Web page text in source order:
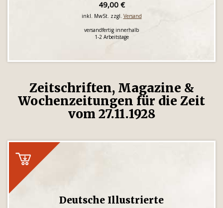
49,00 €
inkl. MwSt. zzgl. Versand
versandfertig innerhalb
1-2 Arbeitstage
Zeitschriften, Magazine &
Wochenzeitungen für die Zeit
vom 27.11.1928
Deutsche Illustrierte